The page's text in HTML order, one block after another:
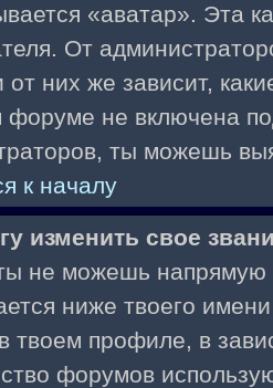
«аватар». Эта
От
от них же зависит,
форуме не включена
ты можешь
к началу
изменить свое
не можешь напрямую
ниже твоего
твоем профиле, в
форумов